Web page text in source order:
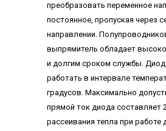
преобразовать переменное
постоянное, пропуская через
направлении.
выпрямитель обладает
и долгим сроком службы.
работать в интервале
градусов. Максимально
прямой ток диода составляет
рассеивания тепла при работе